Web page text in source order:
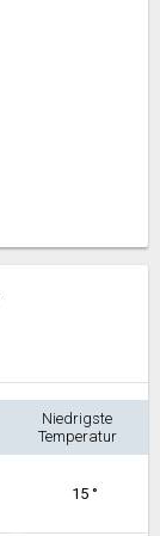
Niedrigste
Temperatur
15 °